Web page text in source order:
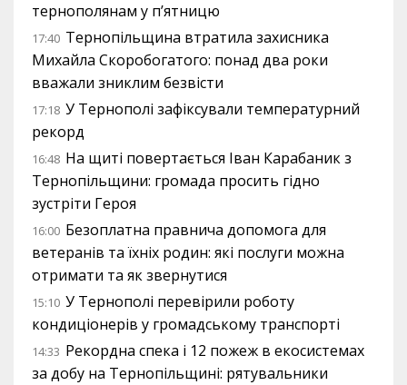
тернополянам у п’ятницю
17:40 Тернопільщина втратила захисника
Михайла Скоробогатого: понад два роки
вважали зниклим безвісти
17:18 У Тернополі зафіксували температурний
рекорд
16:48 На щиті повертається Іван Карабаник з
Тернопільщини: громада просить гідно
зустріти Героя
16:00 Безоплатна правнича допомога для
ветеранів та їхніх родин: які послуги можна
отримати та як звернутися
15:10 У Тернополі перевірили роботу
кондиціонерів у громадському транспорті
14:33 Рекордна спека і 12 пожеж в екосистемах
за добу на Тернопільщині: рятувальники